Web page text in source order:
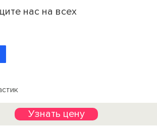
нас на всех
Узнать цену